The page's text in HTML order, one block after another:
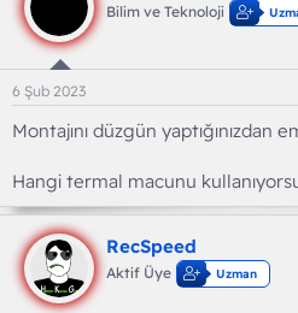
e
r
:
Bilim ve Teknoloji
6 Şub 2023
Montajını düzgün yaptığınızdan
Hangi termal macunu
RecSpeed
Aktif Üye Uzman